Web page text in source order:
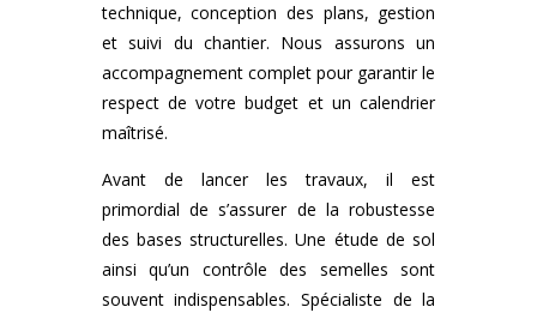
technique, conception des plans, gestion
et suivi du chantier. Nous assurons un
accompagnement complet pour garantir le
respect de votre budget et un calendrier
maîtrisé.
Avant de lancer les travaux, il est
primordial de s’assurer de la robustesse
des bases structurelles. Une étude de sol
ainsi qu’un contrôle des semelles sont
souvent indispensables. Spécialiste de la